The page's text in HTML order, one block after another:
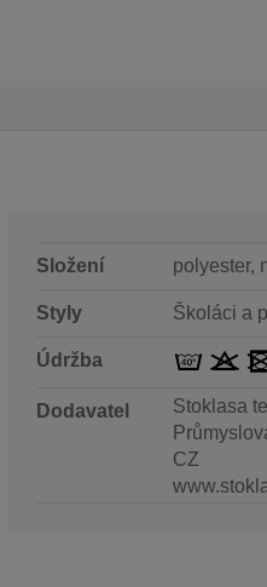
Složení polyester,
Styly Školáci a
Údržba
Dodavatel
Stoklasa
CZ